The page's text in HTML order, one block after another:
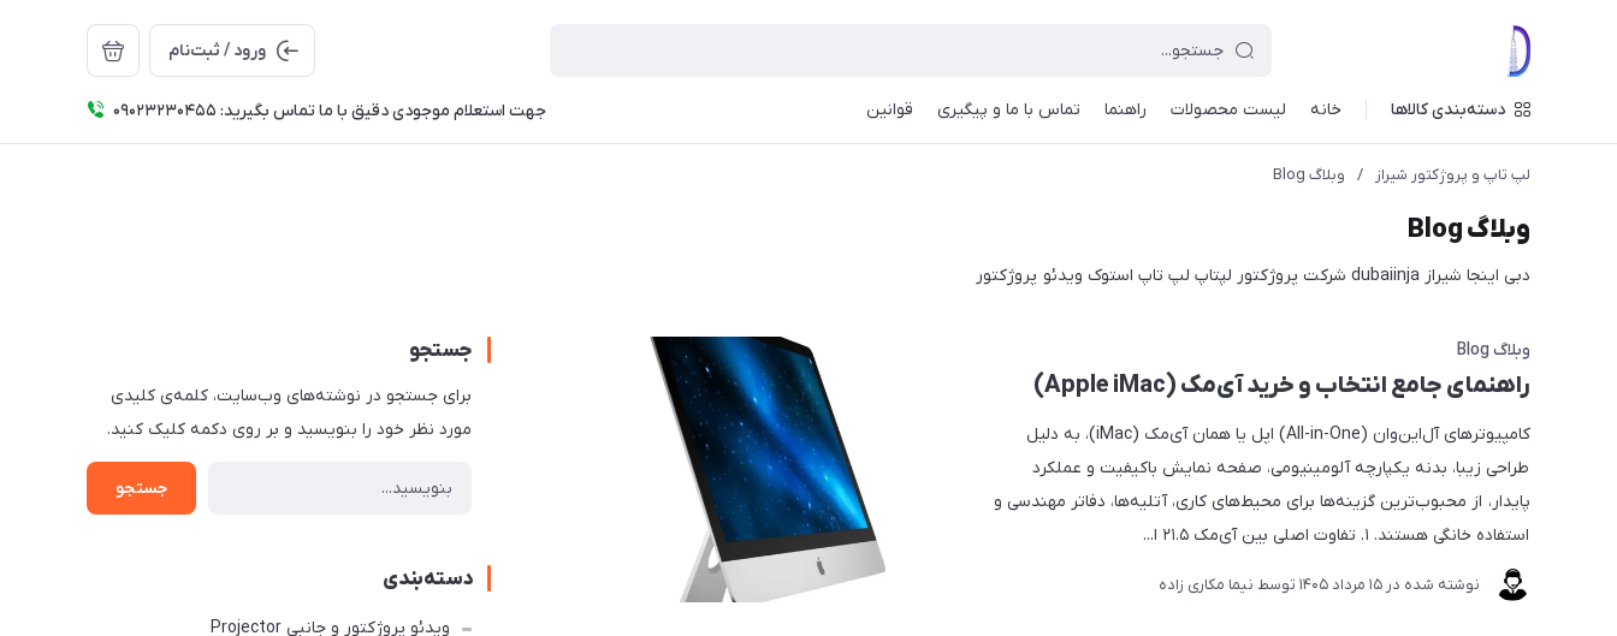
ورود / ثبت‌نام
دسته‌بندی کالاها خانه لیست محصولات راهنما تماس با ما و پیگیری قوانین جهت استعلام موجودی دقیق با ما تماس بگیرید: 09023230455
لپ تاپ و پروژکتور شیراز / وبلاگ Blog
وبلاگ Blog
دبی اینجا شیراز dubaiinja شرکت پروژکتور لپتاپ لپ تاپ استوک ویدئو پروژکتور
وبلاگ Blog
راهنمای جامع انتخاب و خرید آی‌مک (Apple iMac)
کامپیوترهای آل‌این‌وان (All-in-One) اپل یا همان آی‌مک (iMac)، به دلیل
طراحی زیبا، بدنه یکپارچه آلومینیومی، صفحه نمایش باکیفیت و عملکرد
پایدار، از محبوب‌ترین گزینه‌ها برای محیط‌های کاری، آتلیه‌ها، دفاتر مهندسی و
استفاده خانگی هستند. ۱. تفاوت اصلی بین آی‌مک ۲۱.۵ ا...
نوشته شده در 15 مرداد 1405 توسط نیما مکاری زاده
جستجو
برای جستجو در نوشته‌های وب‌سایت، کلمه‌ی کلیدی
مورد نظر خود را بنویسید و بر روی دکمه کلیک کنید.
جستجو
دسته‌بندی
ویدئو پروژکتور و جانبی Projector